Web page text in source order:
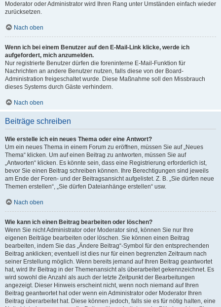
Moderator oder Administrator wird Ihren Rang unter Umständen einfach wieder
zurücksetzen.
Nach oben
Wenn ich bei einem Benutzer auf den E-Mail-Link klicke, werde ich
aufgefordert, mich anzumelden.
Nur registrierte Benutzer dürfen die foreninterne E-Mail-Funktion für
Nachrichten an andere Benutzer nutzen, falls diese von der Board-
Administration freigeschaltet wurde. Diese Maßnahme soll den Missbrauch
dieses Systems durch Gäste verhindern.
Nach oben
Beiträge schreiben
Wie erstelle ich ein neues Thema oder eine Antwort?
Um ein neues Thema in einem Forum zu eröffnen, müssen Sie auf „Neues
Thema“ klicken. Um auf einen Beitrag zu antworten, müssen Sie auf
„Antworten“ klicken. Es könnte sein, dass eine Registrierung erforderlich ist,
bevor Sie einen Beitrag schreiben können. Ihre Berechtigungen sind jeweils
am Ende der Foren- und der Beitragsansicht aufgelistet. Z. B. „Sie dürfen neue
Themen erstellen“, „Sie dürfen Dateianhänge erstellen“ usw.
Nach oben
Wie kann ich einen Beitrag bearbeiten oder löschen?
Wenn Sie nicht Administrator oder Moderator sind, können Sie nur Ihre
eigenen Beiträge bearbeiten oder löschen. Sie können einen Beitrag
bearbeiten, indem Sie das „Ändere Beitrag“-Symbol für den entsprechenden
Beitrag anklicken; eventuell ist dies nur für einen begrenzten Zeitraum nach
seiner Erstellung möglich. Wenn bereits jemand auf Ihren Beitrag geantwortet
hat, wird Ihr Beitrag in der Themenansicht als überarbeitet gekennzeichnet. Es
wird sowohl die Anzahl als auch der letzte Zeitpunkt der Bearbeitungen
angezeigt. Dieser Hinweis erscheint nicht, wenn noch niemand auf Ihren
Beitrag geantwortet hat oder wenn ein Administrator oder Moderator Ihren
Beitrag überarbeitet hat. Diese können jedoch, falls sie es für nötig halten, eine